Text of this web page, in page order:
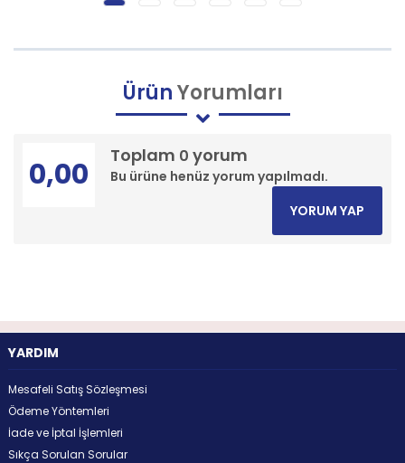
ÜrünYorumları
Toplam 0 yorum
Bu ürüne henüz yorum yapılmadı.
0,00
YORUM YAP
YARDIM
Mesafeli Satış Sözleşmesi
Ödeme Yöntemleri
İade ve İptal İşlemleri
Sıkça Sorulan Sorular